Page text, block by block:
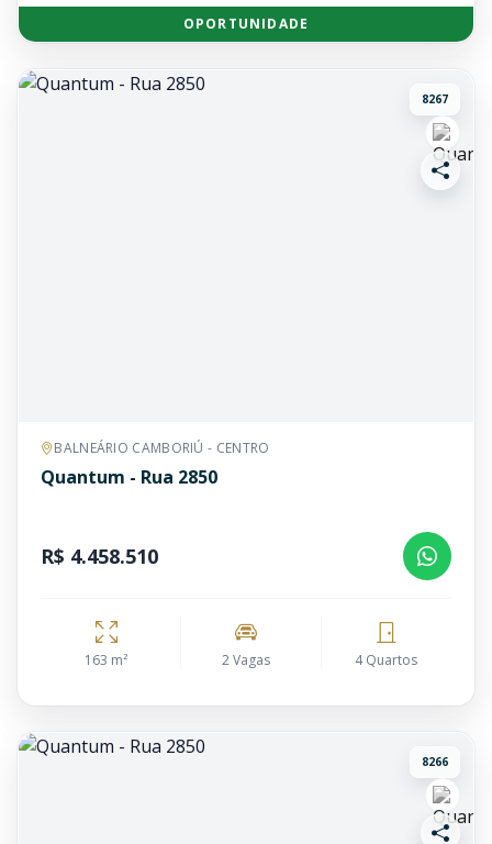
OPORTUNIDADE
8267
BALNEÁRIO CAMBORIÚ - CENTRO
Quantum - Rua 2850
R$ 4.458.510
163 m² 2 Vagas 4 Quartos
8266